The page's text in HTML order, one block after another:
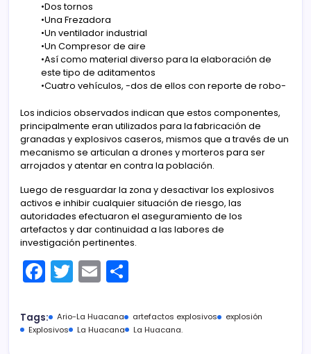
•Dos tornos
•Una Frezadora
•Un ventilador industrial
•Un Compresor de aire
•Así como material diverso para la elaboración de
este tipo de aditamentos
•Cuatro vehículos, -dos de ellos con reporte de robo-
Los indicios observados indican que estos componentes,
principalmente eran utilizados para la fabricación de
granadas y explosivos caseros, mismos que a través de un
mecanismo se articulan a drones y morteros para ser
arrojados y atentar en contra la población.
Luego de resguardar la zona y desactivar los explosivos
activos e inhibir cualquier situación de riesgo, las
autoridades efectuaron el aseguramiento de los
artefactos y dar continuidad a las labores de
investigación pertinentes.
F
a
c
e
T
w
itt
er
E
m
ai
l
m
p
Tags: Ario-La Huacana artefactos explosivos
explosión
Explosivos
La Huacana La Huacana.